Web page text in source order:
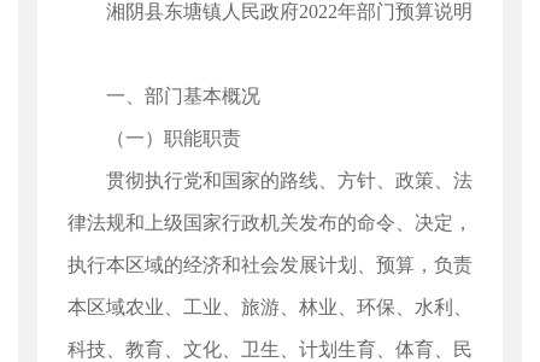
湘阴县东塘镇人民政府2022年部门预算说明
一、部门基本概况
（一）职能职责
贯彻执行党和国家的路线、方针、政策、法
律法规和上级国家行政机关发布的命令、决定，
执行本区域的经济和社会发展计划、预算，负责
本区域农业、工业、旅游、林业、环保、水利、
科技、教育、文化、卫生、计划生育、体育、民